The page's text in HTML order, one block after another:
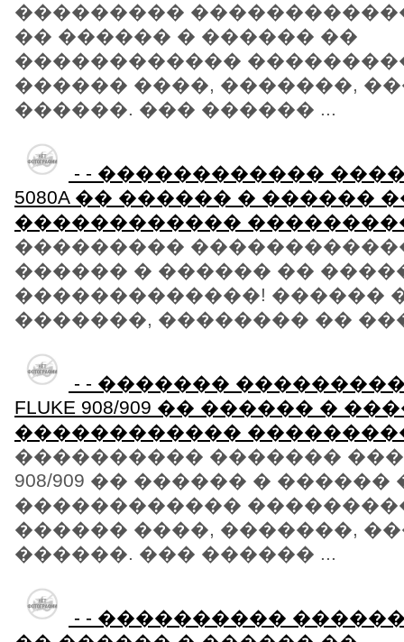
��������� �������������
�� ������ � ������ ��
������������
������ ����, �������,
������. ��� ������ ...
- - ������������
5080A �� ������ � ������
������������
��������� ������������
������ � ������ ��
�������������! ������
�������, �������� ��
- - �������
FLUKE 908/909 �� ������ �
������������
���������� �������
908/909 �� ������ � ������
������������
������ ����, �������,
������. ��� ������ ...
- - ���������� ��������